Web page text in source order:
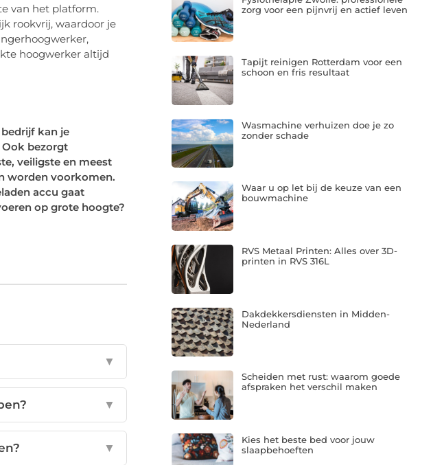
van het platform.
rookvrij, waardoor je
hoogwerker altijd
kan je
Ook bezorgt
veiligste en meest
worden voorkomen.
accu gaat
op grote hoogte?
▼
▼
▼
zorg voor een pijnvrij en actief leven
Tapijt reinigen Rotterdam voor een
schoon en fris resultaat
Wasmachine verhuizen doe je zo
zonder schade
Waar u op let bij de keuze van een
bouwmachine
RVS Metaal Printen: Alles over 3D-
printen in RVS 316L
Dakdekkersdiensten in Midden-
Nederland
Scheiden met rust: waarom goede
afspraken het verschil maken
Kies het beste bed voor jouw
slaapbehoeften